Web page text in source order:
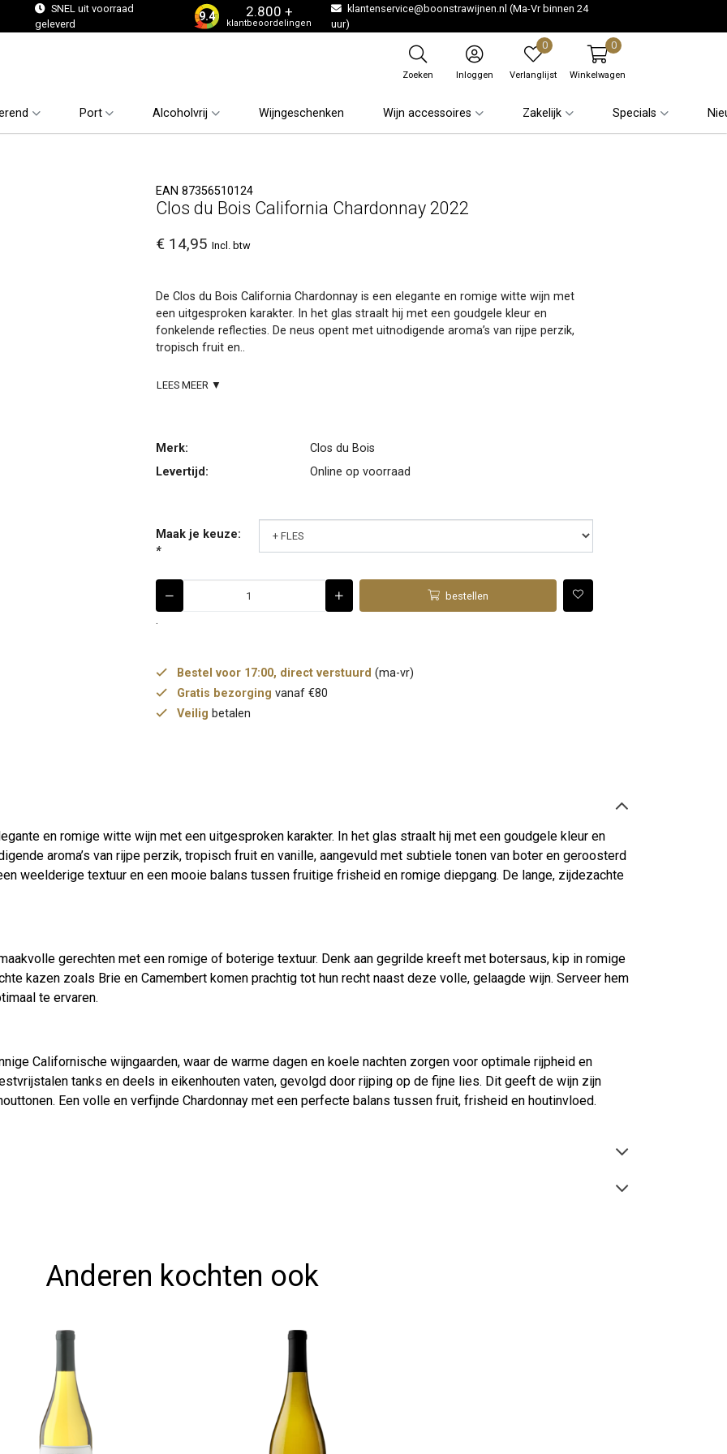
SNEL uit voorraad
geleverd
9.4 2.800 +
klantbeoordelingen
klantenservice@boonstrawijnen.nl (Ma-Vr binnen 24
uur)
Zoeken Inloggen
0
Verlanglijst
0
Winkelwagen
Port Alcoholvrij Wijngeschenken Wijn accessoires Zakelijk Specials
EAN 87356510124
Clos du Bois California Chardonnay 2022
€ 14,95 Incl. btw
De Clos du Bois California Chardonnay is een elegante en romige witte wijn met
een uitgesproken karakter. In het glas straalt hij met een goudgele kleur en
fonkelende reflecties. De neus opent met uitnodigende aroma’s van rijpe perzik,
tropisch fruit en..
LEES MEER ▼
Merk:
Clos du Bois
Levertijd:
Online op voorraad
Maak je keuze:
*
bestellen
.
Bestel voor 17:00, direct verstuurd (ma-vr)
Gratis bezorging vanaf €80
Veilig betalen
en romige witte wijn met een uitgesproken karakter. In het glas straalt hij met een goudgele kleur en
aroma’s van rijpe perzik, tropisch fruit en vanille, aangevuld met subtiele tonen van boter en geroosterd
weelderige textuur en een mooie balans tussen fruitige frisheid en romige diepgang. De lange, zijdezachte
gerechten met een romige of boterige textuur. Denk aan gegrilde kreeft met botersaus, kip in romige
kazen zoals Brie en Camembert komen prachtig tot hun recht naast deze volle, gelaagde wijn. Serveer hem
te ervaren.
Californische wijngaarden, waar de warme dagen en koele nachten zorgen voor optimale rijpheid en
tanks en deels in eikenhouten vaten, gevolgd door rijping op de fijne lies. Dit geeft de wijn zijn
Een volle en verfijnde Chardonnay met een perfecte balans tussen fruit, frisheid en houtinvloed.
Anderen kochten ook